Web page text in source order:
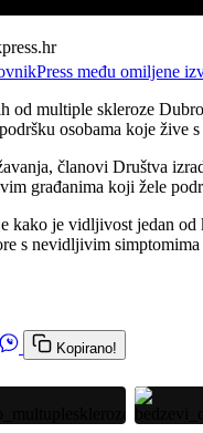
među omiljene
od multiple skleroze
osobama koje žive
članovi Društva
građanima koji žele
kako je vidljivost jedan
s nevidljivim
Kopirano!